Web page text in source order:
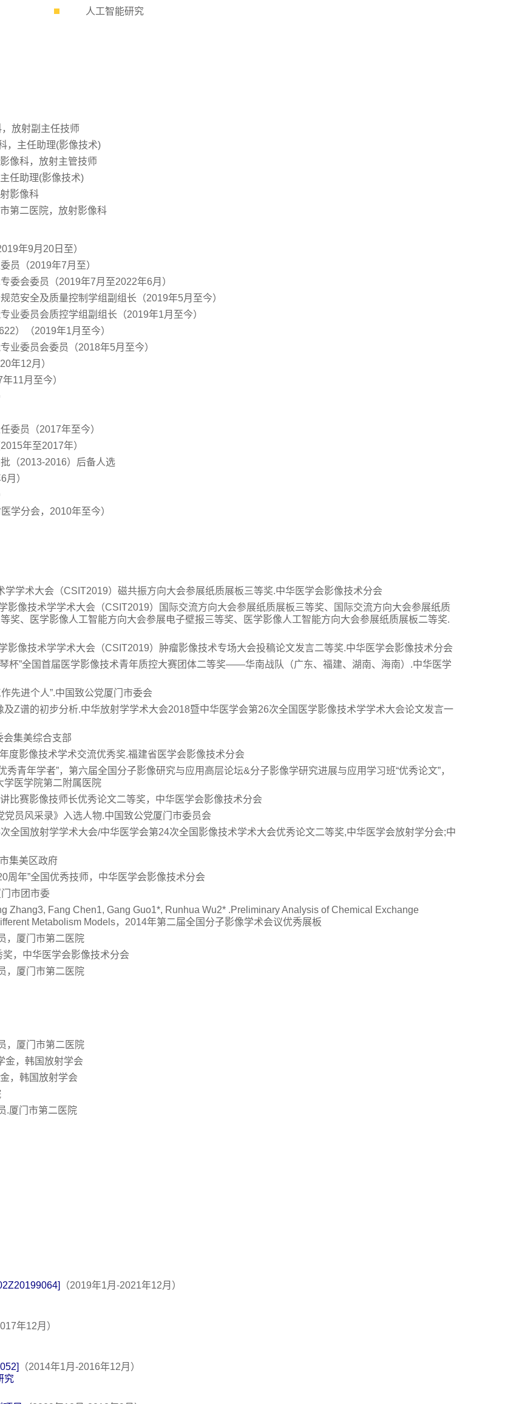
人工智能研究
放射副主任技师
，主任助理(影像技术)
像科，放射主管技师
任助理(影像技术)
影像科
第二医院，放射影像科
年9月20日至）
员（2019年7月至）
委会委员（2019年7月至2022年6月）
范安全及质量控制学组副组长（2019年5月至今）
业委员会质控学组副组长（2019年1月至今）
）（2019年1月至今）
业委员会委员（2018年5月至今）
年12月）
11月至今）
委员（2017年至今）
年至2017年）
（2013-2016）后备人选
）
学分会，2010年至今）
学术大会（CSIT2019）磁共振方向大会参展纸质展板三等奖.中华医学会影像技术分会
影像技术学学术大会（CSIT2019）国际交流方向大会参展纸质展板三等奖、国际交流方向大会参展纸质
奖、医学影像人工智能方向大会参展电子壁报三等奖、医学影像人工智能方向大会参展纸质展板二等奖.
影像技术学学术大会（CSIT2019）肿瘤影像技术专场大会投稿论文发言二等奖.中华医学会影像技术分会
杯”全国首届医学影像技术青年质控大赛团体二等奖——华南战队（广东、福建、湖南、海南）.中华医学
先进个人”.中国致公党厦门市委会
Z谱的初步分析.中华放射学学术大会2018暨中华医学会第26次全国医学影像技术学学术大会论文发言一
会集美综合支部
度影像技术学术交流优秀奖.福建省医学会影像技术分会
青年学者”，第六届全国分子影像研究与应用高层论坛&分子影像学研究进展与应用学习班“优秀论文”，
学医学院第二附属医院
比赛影像技师长优秀论文二等奖，中华医学会影像技术分会
员风采录》入选人物.中国致公党厦门市委员会
全国放射学学术大会/中华医学会第24次全国影像技术学术大会优秀论文二等奖,中华医学会放射学分会;中
集美区政府
周年”全国优秀技师，中华医学会影像技术分会
市团市委
Zhang3, Fang Chen1, Gang Guo1*, Runhua Wu2* .Preliminary Analysis of Chemical Exchange
Metabolism Models，2014年第二届全国分子影像学术会议优秀展板
，厦门市第二医院
，中华医学会影像技术分会
，厦门市第二医院
，厦门市第二医院
金，韩国放射学会
，韩国放射学会
.厦门市第二医院
（2019年1月-2021年12月）
年12月）
（2014年1月-2016年12月）
究